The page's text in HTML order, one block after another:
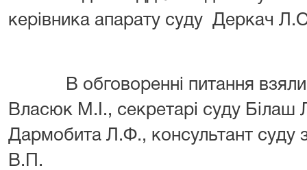
керівника апарату суду Деркач
В обговоренні питання взяли
Власюк М.І., секретарі суду Білаш
Дармобита Л.Ф., консультант суду
В.П.